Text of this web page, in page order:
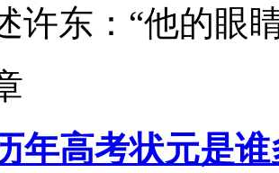
许东：“他的眼
年高考状元是